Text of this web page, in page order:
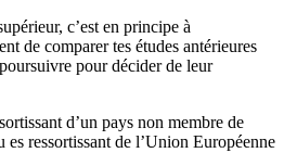
c’est en principe à
de comparer tes études antérieures
pour décider de leur
d’un pays non membre de
ressortissant de l’Union Européenne